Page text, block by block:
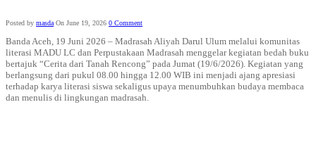
Posted by masda On June 19, 2026 0 Comment
Banda Aceh, 19 Juni 2026 – Madrasah Aliyah Darul Ulum melalui komunitas
literasi MADU LC dan Perpustakaan Madrasah menggelar kegiatan bedah buku
bertajuk “Cerita dari Tanah Rencong” pada Jumat (19/6/2026). Kegiatan yang
berlangsung dari pukul 08.00 hingga 12.00 WIB ini menjadi ajang apresiasi
terhadap karya literasi siswa sekaligus upaya menumbuhkan budaya membaca
dan menulis di lingkungan madrasah.